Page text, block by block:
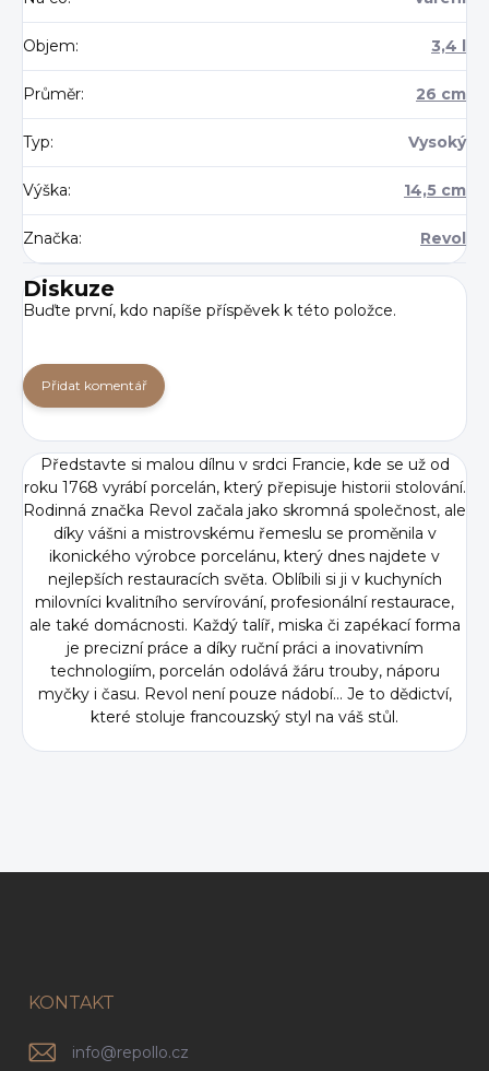
Objem: 3,4 l
Průměr: 26 cm
Typ: Vysoký
Výška: 14,5 cm
Značka: Revol
Diskuze
Buďte první, kdo napíše příspěvek k této položce.
Přidat komentář
Představte si malou dílnu v srdci Francie, kde se už od
roku 1768 vyrábí porcelán, který přepisuje historii stolování.
Rodinná značka Revol začala jako skromná společnost, ale
díky vášni a mistrovskému řemeslu se proměnila v
ikonického výrobce porcelánu, který dnes najdete v
nejlepších restauracích světa. Oblíbili si ji v kuchyních
milovníci kvalitního servírování, profesionální restaurace,
ale také domácnosti. Každý talíř, miska či zapékací forma
je precizní práce a díky ruční práci a inovativním
technologiím, porcelán odolává žáru trouby, náporu
myčky i času. Revol není pouze nádobí... Je to dědictví,
které stoluje francouzský styl na váš stůl.
KONTAKT
info@repollo.cz